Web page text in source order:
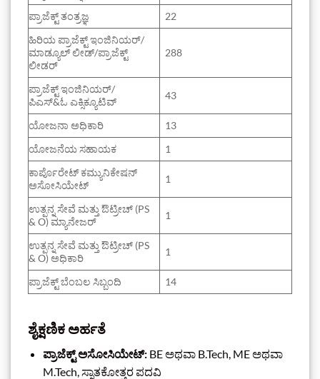
ಪ್ರಾಜೆಕ್ಟ್ ತಂತ್ರಜ್ಞ
22
ಹಿರಿಯ ಪ್ರಾಜೆಕ್ಟ್ ಇಂಜಿನಿಯರ್/
ಮಾಡ್ಯೂಲ್ ಲೀಡ್/ಪ್ರಾಜೆಕ್ಟ್
ಲೀಡರ್
288
ಪ್ರಾಜೆಕ್ಟ್ ಇಂಜಿನಿಯರ್/
ಪಿಎಸ್&ಓ ಎಕ್ಸಿಕ್ಯೂಟಿವ್
43
ಯೋಜನಾ ಅಧಿಕಾರಿ
13
ಯೋಜನೆಯ ಸಹಾಯಕ
1
ಕಾರ್ಪೊರೇಟ್ ಕಮ್ಯುನಿಕೇಷನ್
ಅಸೋಸಿಯೇಟ್
1
ಉತ್ಪನ್ನ ಸೇವೆ ಮತ್ತು ಔಟ್ರೀಚ್ (PS
& O) ಮ್ಯಾನೇಜರ್
1
ಉತ್ಪನ್ನ ಸೇವೆ ಮತ್ತು ಔಟ್ರೀಚ್ (PS
& O) ಅಧಿಕಾರಿ
1
ಪ್ರಾಜೆಕ್ಟ್ ಬೆಂಬಲ ಸಿಬ್ಬಂದಿ 14
ಶೈಕ್ಷಣಿಕ ಅರ್ಹತೆ
ಪ್ರಾಜೆಕ್ಟ್ ಅಸೋಸಿಯೇಟ್:BE ಅಥವಾ B.Tech, ME ಅಥವಾ
M.Tech, ಸ್ನಾತಕೋತ್ತರ ಪದವಿ